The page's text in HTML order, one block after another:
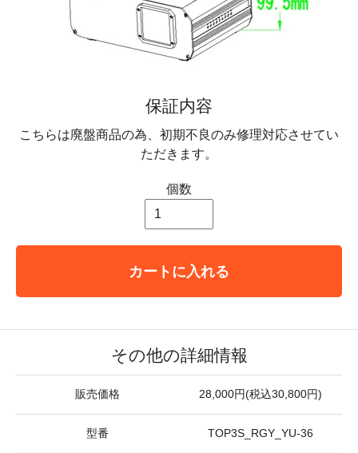
保証内容
こちらは廃盤商品の為、初期不良のみ修理対応させてい
ただきます。
個数
カートに入れる
その他の詳細情報
販売価格 28,000円(税込30,800円)
型番 TOP3S_RGY_YU-36